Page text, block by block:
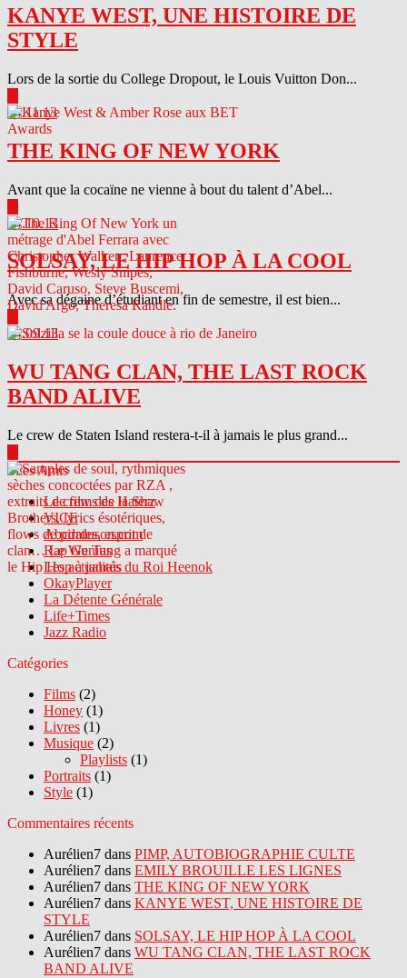
KANYE WEST, UNE HISTOIRE DE
STYLE
Lors de la sortie du College Dropout, le Louis Vuitton Don...
04.11.13
THE KING OF NEW YORK
Avant que la cocaïne ne vienne à bout du talent d’Abel...
04.10.13
SOLSAY, LE HIP HOP À LA COOL
Avec sa dégaine d’étudiant en fin de semestre, il est bien...
04.09.13
WU TANG CLAN, THE LAST ROCK
BAND ALIVE
Le crew de Staten Island restera-t-il à jamais le plus grand...
Sites Amis
Le crew des Haterz
VICE
Abcdrduson.com
Rap Genius
Les actualités du Roi Heenok
OkayPlayer
La Détente Générale
Life+Times
Jazz Radio
Catégories
Films (2)
Honey (1)
Livres (1)
Musique (2)
Playlists (1)
Portraits (1)
Style (1)
Commentaires récents
Aurélien7 dans PIMP, AUTOBIOGRAPHIE CULTE
Aurélien7 dans EMILY BROUILLE LES LIGNES
Aurélien7 dans THE KING OF NEW YORK
Aurélien7 dans KANYE WEST, UNE HISTOIRE DE
STYLE
Aurélien7 dans SOLSAY, LE HIP HOP À LA COOL
Aurélien7 dans WU TANG CLAN, THE LAST ROCK
BAND ALIVE